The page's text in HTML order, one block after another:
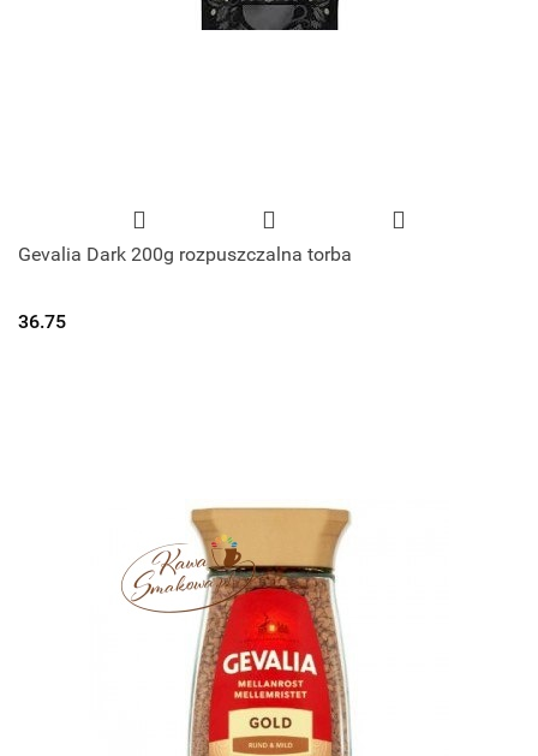
Gevalia Dark 200g rozpuszczalna torba
36.75